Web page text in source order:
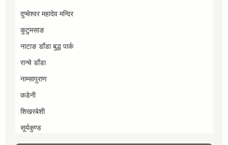
दुप्चेश्वर महादेव मन्दिर
कुटुमसाङ
नाटाङ डाँडा बुद्ध पार्क
रान्चे डाँडा
नाम्सापुराण
कडेनी
शिखरबेशी
सूर्यकुण्ड